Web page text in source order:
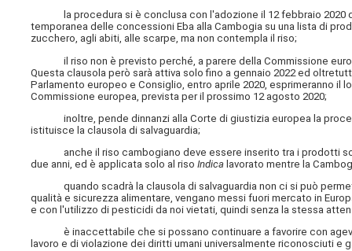
la procedura si è conclusa con l'adozione il 12 febbraio 2020 di
temporanea delle concessioni Eba alla Cambogia su una lista di
zucchero, agli abiti, alle scarpe, ma non contempla il riso;
il riso non è previsto perché, a parere della Commissione
Questa clausola però sarà attiva solo fino a gennaio 2022 ed
Parlamento europeo e Consiglio, entro aprile 2020, esprimeranno
Commissione europea, prevista per il prossimo 12 agosto 2020;
inoltre, pende dinnanzi alla Corte di giustizia europea la
istituisce la clausola di salvaguardia;
anche il riso cambogiano deve essere inserito tra i prodotti
due anni, ed è applicata solo al risoIndica lavorato mentre la
quando scadrà la clausola di salvaguardia non ci si può
qualità e sicurezza alimentare, vengano messi fuori mercato in
e con l'utilizzo di pesticidi da noi vietati, quindi senza la stessa
è inaccettabile che si possano continuare a favorire con
lavoro e di violazione dei diritti umani universalmente riconosciuti e